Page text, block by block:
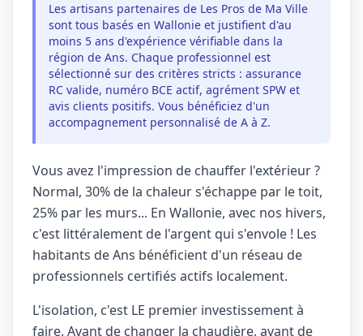
Les artisans partenaires de Les Pros de Ma Ville
sont tous basés en Wallonie et justifient d'au
moins 5 ans d'expérience vérifiable dans la
région de Ans. Chaque professionnel est
sélectionné sur des critères stricts : assurance
RC valide, numéro BCE actif, agrément SPW et
avis clients positifs. Vous bénéficiez d'un
accompagnement personnalisé de A à Z.
Vous avez l'impression de chauffer l'extérieur ?
Normal, 30% de la chaleur s'échappe par le toit,
25% par les murs... En Wallonie, avec nos hivers,
c'est littéralement de l'argent qui s'envole ! Les
habitants de Ans bénéficient d'un réseau de
professionnels certifiés actifs localement.
L'isolation, c'est LE premier investissement à
faire. Avant de changer la chaudière, avant de